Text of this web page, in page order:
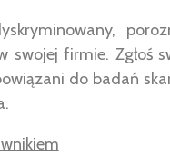
swojej firmie. Zgłoś
do badań